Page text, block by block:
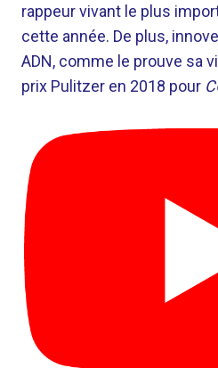
rappeur vivant le plus
cette année. De plus,
ADN, comme le prouve sa
prix Pulitzer en 2018 pour